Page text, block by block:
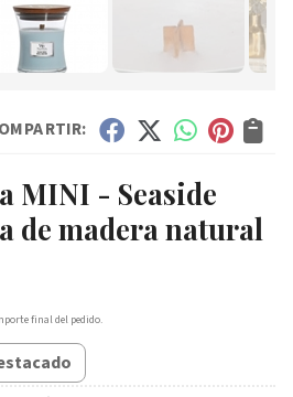
MINI - Seaside
de madera natural
final del pedido.